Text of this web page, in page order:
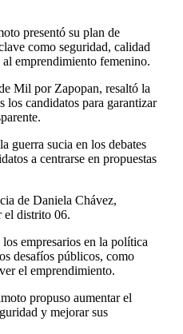
presentó su plan de
como seguridad, calidad
emprendimiento femenino.
Mil por Zapopan, resaltó la
los candidatos para garantizar
guerra sucia en los debates
a centrarse en propuestas
de Daniela Chávez,
el distrito 06.
empresarios en la política
desafíos públicos, como
el emprendimiento.
propuso aumentar el
y mejorar sus